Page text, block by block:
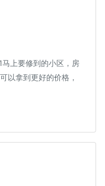
上要修到的小区，房
以拿到更好的价格，